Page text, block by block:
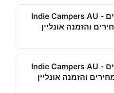
השכרת קרוואנים - Indie Campers AU
והזמנה אונליין
השכרת קרוואנים - Indie Campers AU
והזמנה אונליין